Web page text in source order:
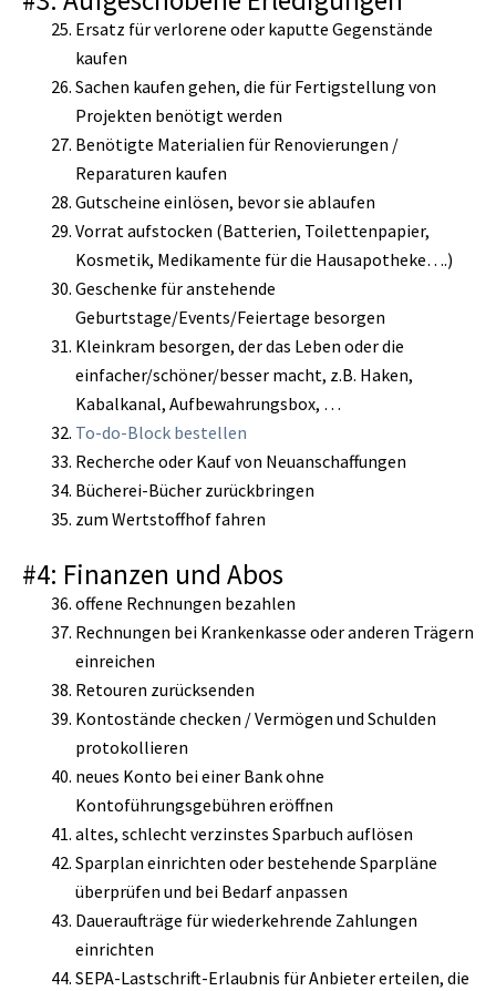
Ersatz für verlorene oder kaputte Gegenstände
kaufen
Sachen kaufen gehen, die für Fertigstellung von
Projekten benötigt werden
Benötigte Materialien für Renovierungen /
Reparaturen kaufen
Gutscheine einlösen, bevor sie ablaufen
Vorrat aufstocken (Batterien, Toilettenpapier,
Kosmetik, Medikamente für die Hausapotheke….)
Geschenke für anstehende
Geburtstage/Events/Feiertage besorgen
Kleinkram besorgen, der das Leben oder die
einfacher/schöner/besser macht, z.B. Haken,
Kabalkanal, Aufbewahrungsbox, …
To-do-Block bestellen
Recherche oder Kauf von Neuanschaffungen
Bücherei-Bücher zurückbringen
zum Wertstoffhof fahren
#4: Finanzen und Abos
offene Rechnungen bezahlen
Rechnungen bei Krankenkasse oder anderen Trägern
einreichen
Retouren zurücksenden
Kontostände checken / Vermögen und Schulden
protokollieren
neues Konto bei einer Bank ohne
Kontoführungsgebühren eröffnen
altes, schlecht verzinstes Sparbuch auflösen
Sparplan einrichten oder bestehende Sparpläne
überprüfen und bei Bedarf anpassen
Daueraufträge für wiederkehrende Zahlungen
einrichten
SEPA-Lastschrift-Erlaubnis für Anbieter erteilen, die